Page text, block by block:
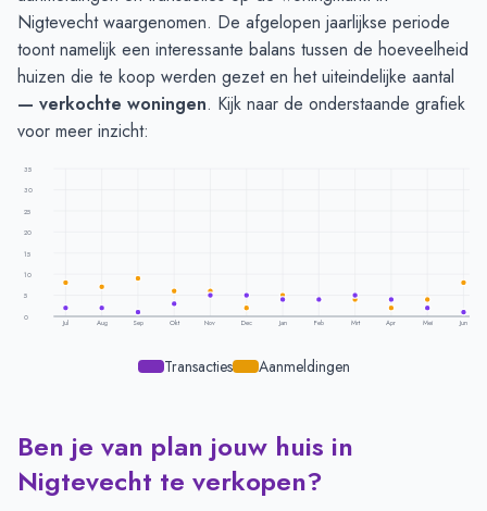
Nigtevecht waargenomen. De afgelopen jaarlijkse periode
toont namelijk een interessante balans tussen de hoeveelheid
huizen die te koop werden gezet en het uiteindelijke aantal
— verkochte woningen. Kijk naar de onderstaande grafiek
voor meer inzicht:
35
30
25
20
15
10
5
0
Jul Aug Sep Okt Nov Dec Jan Feb Mrt Apr Mei Jun
Transacties Aanmeldingen
Transacties en aanmeldingen per maand - Nigtevecht
Maand
Transacties
Aanmeldingen
Juli
2
8
Ben je van plan jouw huis in
Nigtevecht te verkopen?